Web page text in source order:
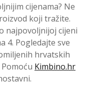
cijenama? Ne
koji tražite.
najpovoljnijoj cijeni
4. Pogledajte sve
hrvatskih
Kimbino.hr